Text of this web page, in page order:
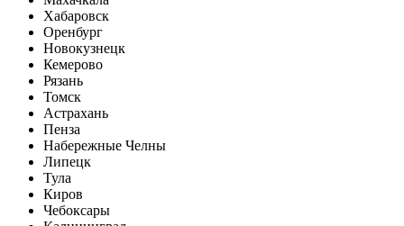
Хабаровск
Оренбург
Новокузнецк
Кемерово
Рязань
Томск
Астрахань
Пенза
Набережные Челны
Липецк
Тула
Киров
Чебоксары